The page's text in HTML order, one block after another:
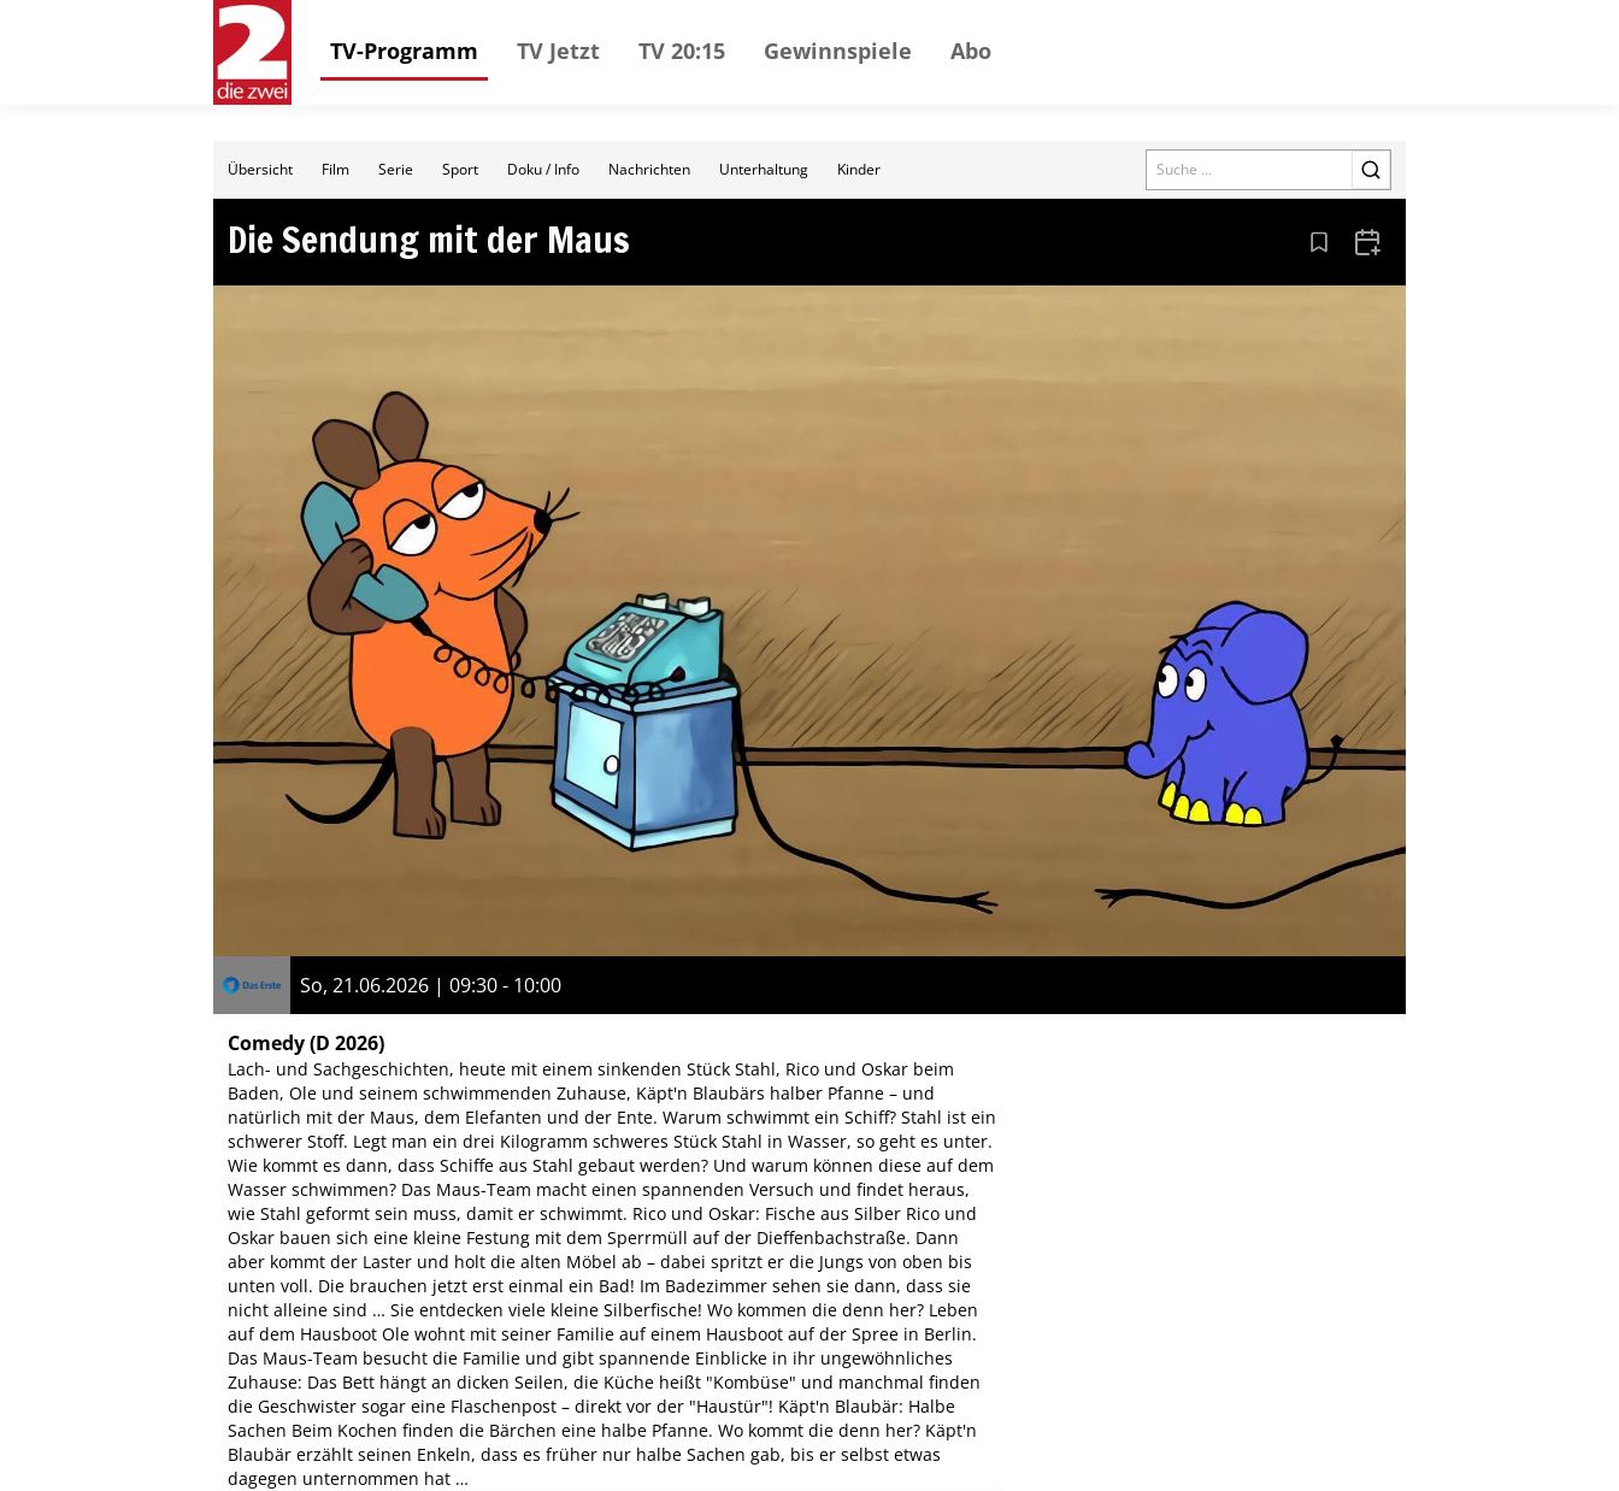
TV-Programm TV Jetzt TV 20:15 Gewinnspiele Abo
Übersicht Film Serie Sport Doku / Info Nachrichten Unterhaltung Kinder Search
Die Sendung mit der Maus Aus den Lesezeichen entfernen
Zum Kalender hinzufügen
So, 21.06.2026 | 09:30 - 10:00
Comedy(D 2026)
Lach- und Sachgeschichten, heute mit einem sinkenden Stück Stahl, Rico und Oskar beim
Baden, Ole und seinem schwimmenden Zuhause, Käpt'n Blaubärs halber Pfanne – und
natürlich mit der Maus, dem Elefanten und der Ente. Warum schwimmt ein Schiff? Stahl ist ein
schwerer Stoff. Legt man ein drei Kilogramm schweres Stück Stahl in Wasser, so geht es unter.
Wie kommt es dann, dass Schiffe aus Stahl gebaut werden? Und warum können diese auf dem
Wasser schwimmen? Das Maus-Team macht einen spannenden Versuch und findet heraus,
wie Stahl geformt sein muss, damit er schwimmt. Rico und Oskar: Fische aus Silber Rico und
Oskar bauen sich eine kleine Festung mit dem Sperrmüll auf der Dieffenbachstraße. Dann
aber kommt der Laster und holt die alten Möbel ab – dabei spritzt er die Jungs von oben bis
unten voll. Die brauchen jetzt erst einmal ein Bad! Im Badezimmer sehen sie dann, dass sie
nicht alleine sind … Sie entdecken viele kleine Silberfische! Wo kommen die denn her? Leben
auf dem Hausboot Ole wohnt mit seiner Familie auf einem Hausboot auf der Spree in Berlin.
Das Maus-Team besucht die Familie und gibt spannende Einblicke in ihr ungewöhnliches
Zuhause: Das Bett hängt an dicken Seilen, die Küche heißt "Kombüse" und manchmal finden
die Geschwister sogar eine Flaschenpost – direkt vor der "Haustür"! Käpt'n Blaubär: Halbe
Sachen Beim Kochen finden die Bärchen eine halbe Pfanne. Wo kommt die denn her? Käpt'n
Blaubär erzählt seinen Enkeln, dass es früher nur halbe Sachen gab, bis er selbst etwas
dagegen unternommen hat …